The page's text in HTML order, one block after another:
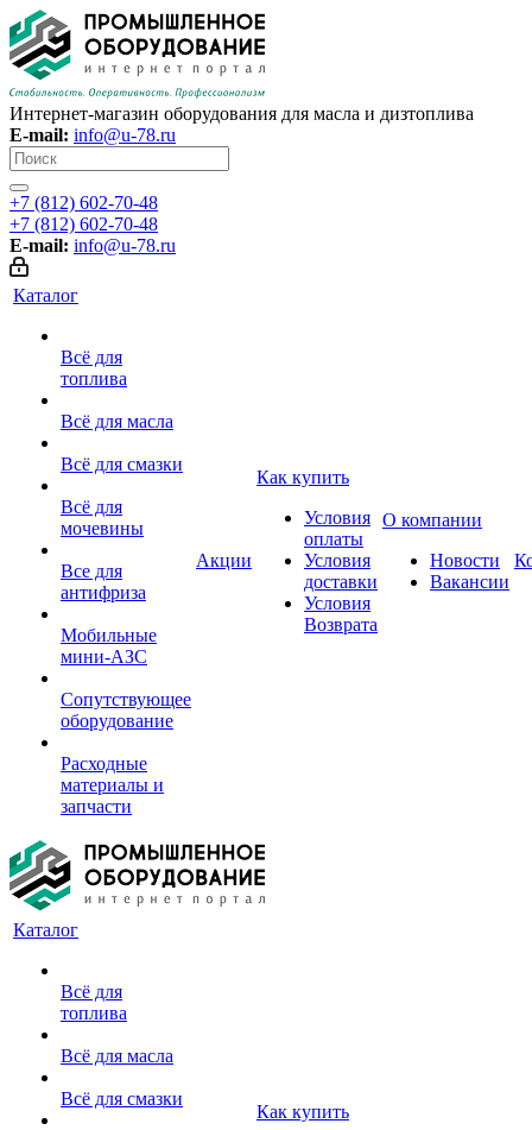
Интернет-магазин оборудования для масла и дизтоплива
E-mail: info@u-78.ru
+7 (812) 602-70-48
+7 (812) 602-70-48
E-mail: info@u-78.ru
Каталог
Всё для
топлива
Всё для масла
Всё для смазки
Всё для
мочевины
Все для
антифриза
Мобильные
мини-АЗС
Сопутствующее
оборудование
Расходные
материалы и
запчасти
Акции
Как купить
Условия
оплаты
Условия
доставки
Условия
Возврата
О компании
Новости
Вакансии
Каталог
Всё для
топлива
Всё для масла
Всё для смазки
Как купить